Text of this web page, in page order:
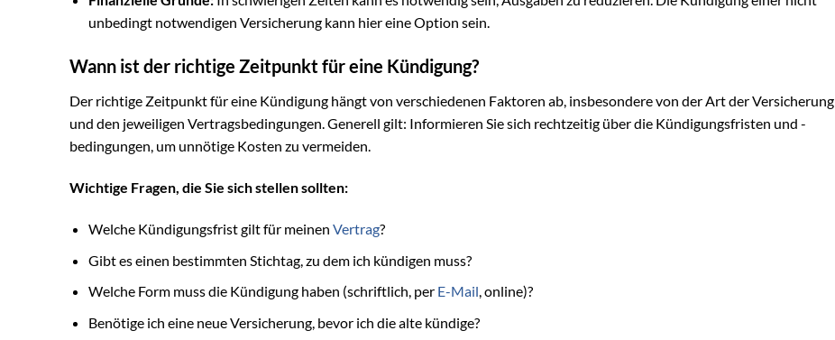
unbedingt notwendigen Versicherung kann hier eine Option sein.
Wann ist der richtige Zeitpunkt für eine Kündigung?
Der richtige Zeitpunkt für eine Kündigung hängt von verschiedenen Faktoren ab, insbesondere von der Art der Versicherung
und den jeweiligen Vertragsbedingungen. Generell gilt: Informieren Sie sich rechtzeitig über die Kündigungsfristen und -
bedingungen, um unnötige Kosten zu vermeiden.
Wichtige Fragen, die Sie sich stellen sollten:
Welche Kündigungsfrist gilt für meinen Vertrag?
Gibt es einen bestimmten Stichtag, zu dem ich kündigen muss?
Welche Form muss die Kündigung haben (schriftlich, per E-Mail, online)?
Benötige ich eine neue Versicherung, bevor ich die alte kündige?